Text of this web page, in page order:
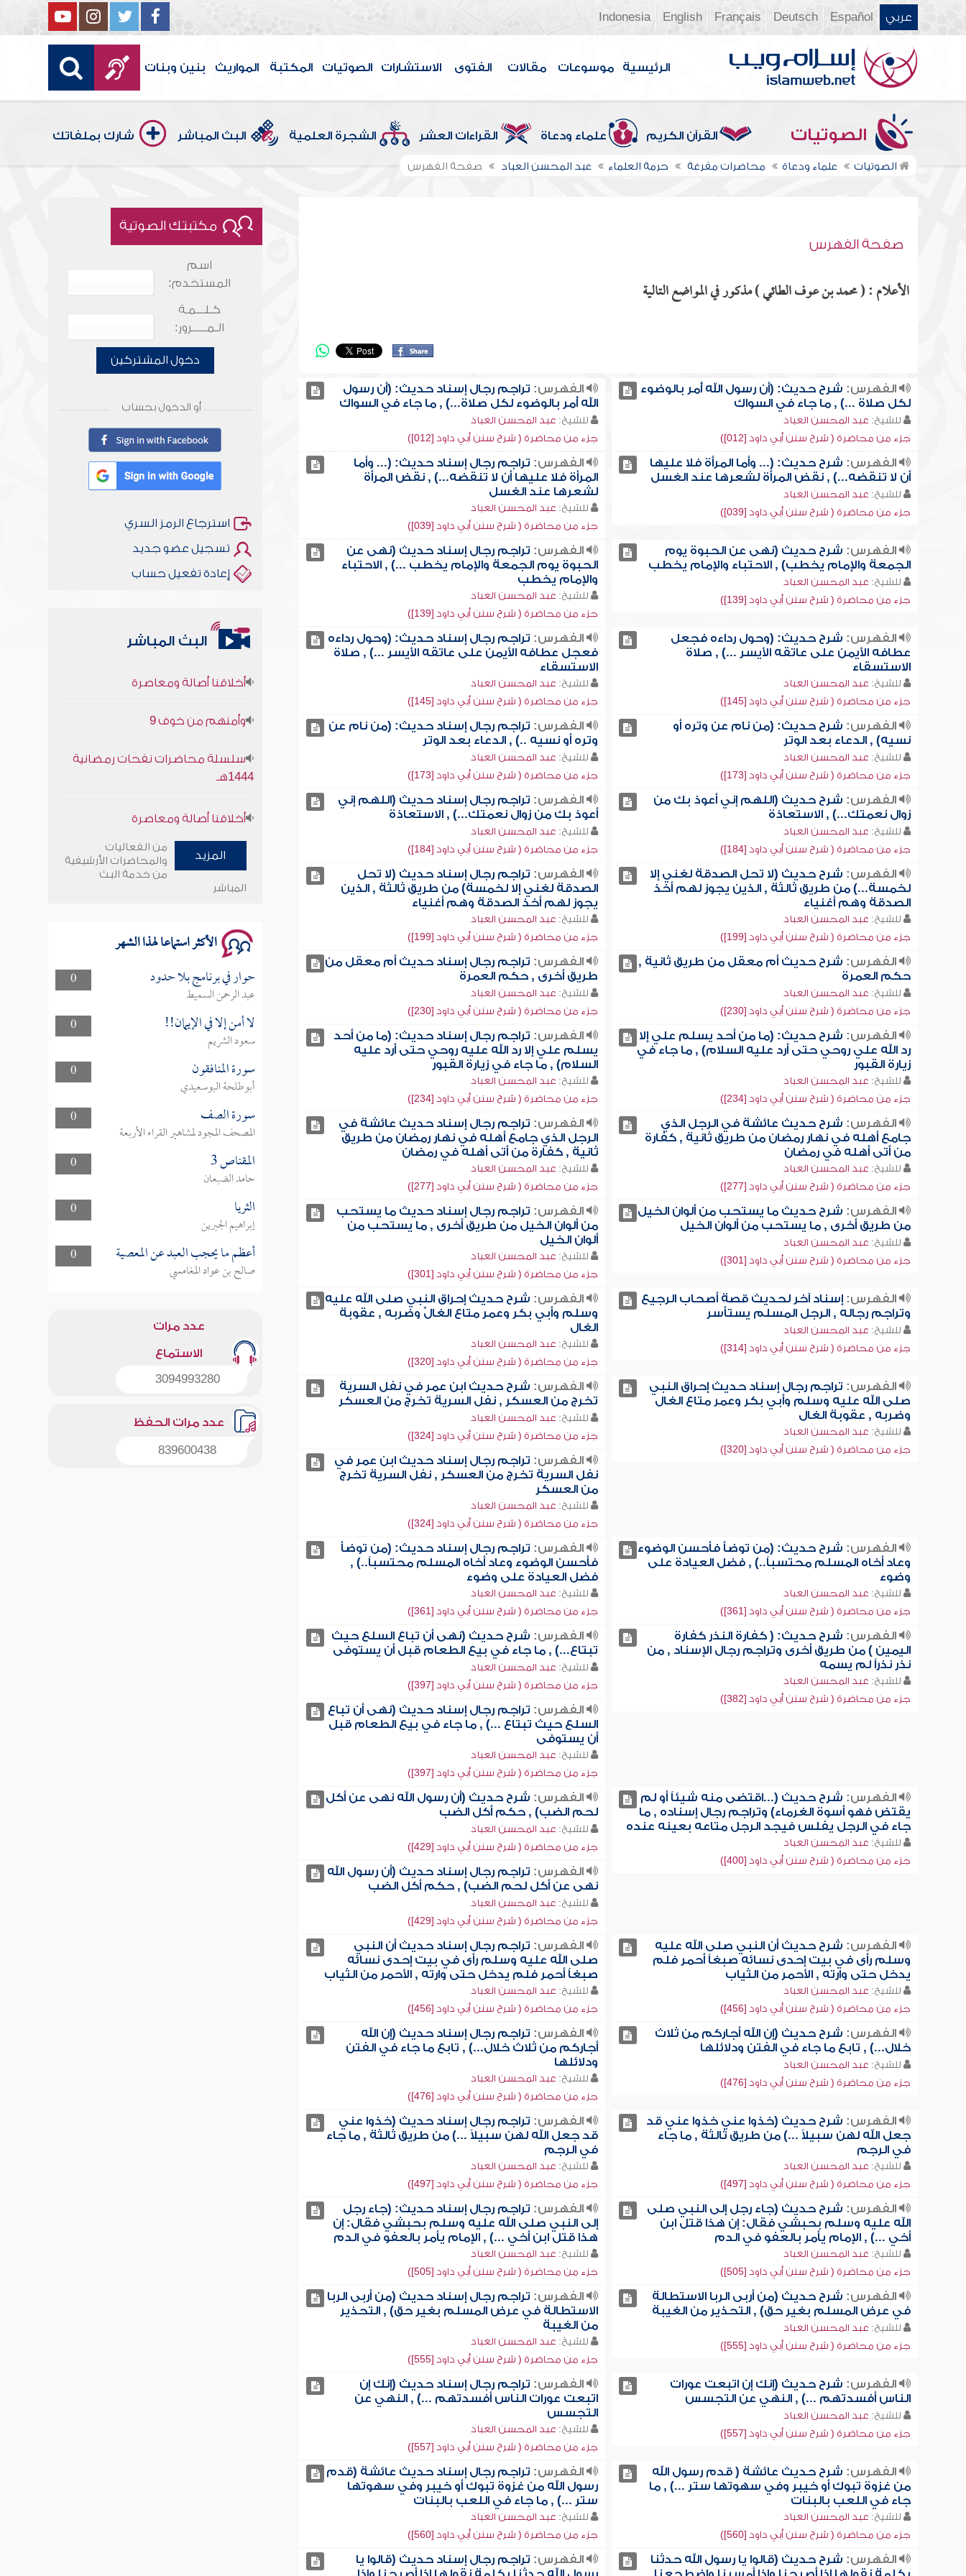
عربي Español
Deutsch
Français
English
Indonesia
الرئيسية موسوعات مقالات الفتوى الاستشارات الصوتيات المكتبة المواريث بنين وبنات
الصوتيات القرآن الكريم علماء ودعاة القراءات العشر الشجرة العلمية البث المباشر شارك بملفاتك
الصوتيات علماء ودعاة محاضرات مفرغة حرمة العلماء عبد المحسن العباد صفحة الفهرس
صفحة الفهرس
الأعلام : ( محمد بن عوف الطائي ) مذكور في المواضع التالية
الفهرس: شرح حديث: (أن رسول الله أُمر بالوضوء
لكل صلاة ...) , ما جاء في السواك
للشيخ: عبد المحسن العباد
جزء من محاضرة ( شرح سنن أبي داود [012])
الفهرس: تراجم رجال إسناد حديث: (أن رسول
الله أُمر بالوضوء لكل صلاة...) , ما جاء في السواك
للشيخ: عبد المحسن العباد
جزء من محاضرة ( شرح سنن أبي داود [012])
الفهرس: شرح حديث: (... وأما المرأة فلا عليها
أن لا تنقضه...) , نقض المرأة لشعرها عند الغسل
للشيخ: عبد المحسن العباد
جزء من محاضرة ( شرح سنن أبي داود [039])
الفهرس: تراجم رجال إسناد حديث: (... وأما
المرأة فلا عليها أن لا تنقضه...) , نقض المرأة
لشعرها عند الغسل
للشيخ: عبد المحسن العباد
جزء من محاضرة ( شرح سنن أبي داود [039])
الفهرس: شرح حديث (نهى عن الحبوة يوم
الجمعة والإمام يخطب) , الاحتباء والإمام يخطب
للشيخ: عبد المحسن العباد
جزء من محاضرة ( شرح سنن أبي داود [139])
الفهرس: تراجم رجال إسناد حديث (نهى عن
الحبوة يوم الجمعة والإمام يخطب ...) , الاحتباء
والإمام يخطب
للشيخ: عبد المحسن العباد
جزء من محاضرة ( شرح سنن أبي داود [139])
الفهرس: شرح حديث: (وحول رداءه فجعل
عطافه الأيمن على عاتقه الأيسر ...) , صلاة
الاستسقاء
للشيخ: عبد المحسن العباد
جزء من محاضرة ( شرح سنن أبي داود [145])
الفهرس: تراجم رجال إسناد حديث: (وحول رداءه
فعجل عطافه الأيمن على عاتقه الأيسر ...) , صلاة
الاستسقاء
للشيخ: عبد المحسن العباد
جزء من محاضرة ( شرح سنن أبي داود [145])
الفهرس: شرح حديث: (من نام عن وتره أو
نسيه) , الدعاء بعد الوتر
للشيخ: عبد المحسن العباد
جزء من محاضرة ( شرح سنن أبي داود [173])
الفهرس: تراجم رجال إسناد حديث: (من نام عن
وتره أو نسيه ..) , الدعاء بعد الوتر
للشيخ: عبد المحسن العباد
جزء من محاضرة ( شرح سنن أبي داود [173])
الفهرس: شرح حديث (اللهم إني أعوذ بك من
زوال نعمتك...) , الاستعاذة
للشيخ: عبد المحسن العباد
جزء من محاضرة ( شرح سنن أبي داود [184])
الفهرس: تراجم رجال إسناد حديث (اللهم إني
أعوذ بك من زوال نعمتك...) , الاستعاذة
للشيخ: عبد المحسن العباد
جزء من محاضرة ( شرح سنن أبي داود [184])
الفهرس: شرح حديث (لا تحل الصدقة لغني إلا
لخمسة...) من طريق ثالثة , الذين يجوز لهم أخذ
الصدقة وهم أغنياء
للشيخ: عبد المحسن العباد
جزء من محاضرة ( شرح سنن أبي داود [199])
الفهرس: تراجم رجال إسناد حديث (لا تحل
الصدقة لغني إلا لخمسة) من طريق ثالثة , الذين
يجوز لهم أخذ الصدقة وهم أغنياء
للشيخ: عبد المحسن العباد
جزء من محاضرة ( شرح سنن أبي داود [199])
الفهرس: شرح حديث أم معقل من طريق ثانية ,
حكم العمرة
للشيخ: عبد المحسن العباد
جزء من محاضرة ( شرح سنن أبي داود [230])
الفهرس: تراجم رجال إسناد حديث أم معقل من
طريق أخرى , حكم العمرة
للشيخ: عبد المحسن العباد
جزء من محاضرة ( شرح سنن أبي داود [230])
الفهرس: شرح حديث: (ما من أحد يسلم علي إلا
رد الله علي روحي حتى أرد عليه السلام) , ما جاء في
زيارة القبور
للشيخ: عبد المحسن العباد
جزء من محاضرة ( شرح سنن أبي داود [234])
الفهرس: تراجم رجال إسناد حديث: (ما من أحد
يسلم علي إلا رد الله عليه روحي حتى أرد عليه
السلام) , ما جاء في زيارة القبور
للشيخ: عبد المحسن العباد
جزء من محاضرة ( شرح سنن أبي داود [234])
الفهرس: شرح حديث عائشة في الرجل الذي
جامع أهله في نهار رمضان من طريق ثانية , كفارة
من أتى أهله في رمضان
للشيخ: عبد المحسن العباد
جزء من محاضرة ( شرح سنن أبي داود [277])
الفهرس: تراجم رجال إسناد حديث عائشة في
الرجل الذي جامع أهله في نهار رمضان من طريق
ثانية , كفارة من أتى أهله في رمضان
للشيخ: عبد المحسن العباد
جزء من محاضرة ( شرح سنن أبي داود [277])
الفهرس: شرح حديث ما يستحب من ألوان الخيل
من طريق أخرى , ما يستحب من ألوان الخيل
للشيخ: عبد المحسن العباد
جزء من محاضرة ( شرح سنن أبي داود [301])
الفهرس: تراجم رجال إسناد حديث ما يستحب
من ألوان الخيل من طريق أخرى , ما يستحب من
ألوان الخيل
للشيخ: عبد المحسن العباد
جزء من محاضرة ( شرح سنن أبي داود [301])
الفهرس:إسناد آخر لحديث قصة أصحاب الرجيع
وتراجم رجاله , الرجل المسلم يستأسر
للشيخ: عبد المحسن العباد
جزء من محاضرة ( شرح سنن أبي داود [314])
الفهرس: شرح حديث إحراق النبي صلى الله عليه
وسلم وأبي بكر وعمر متاع الغالِّ وضربه , عقوبة
الغال
للشيخ: عبد المحسن العباد
جزء من محاضرة ( شرح سنن أبي داود [320])
الفهرس: تراجم رجال إسناد حديث إحراق النبي
صلى الله عليه وسلم وأبي بكر وعمر متاع الغال
وضربه , عقوبة الغال
للشيخ: عبد المحسن العباد
جزء من محاضرة ( شرح سنن أبي داود [320])
الفهرس: شرح حديث ابن عمر في نفل السرية
تخرج من العسكر , نفل السرية تخرج من العسكر
للشيخ: عبد المحسن العباد
جزء من محاضرة ( شرح سنن أبي داود [324])
الفهرس: تراجم رجال إسناد حديث ابن عمر في
نفل السرية تخرج من العسكر , نفل السرية تخرج
من العسكر
للشيخ: عبد المحسن العباد
جزء من محاضرة ( شرح سنن أبي داود [324])
الفهرس: شرح حديث: (من توضأ فأحسن الوضوء
وعاد أخاه المسلم محتسباً..) , فضل العيادة على
وضوء
للشيخ: عبد المحسن العباد
جزء من محاضرة ( شرح سنن أبي داود [361])
الفهرس: تراجم رجال إسناد حديث: (من توضأ
فأحسن الوضوء وعاد أخاه المسلم محتسباً..) ,
فضل العيادة على وضوء
للشيخ: عبد المحسن العباد
جزء من محاضرة ( شرح سنن أبي داود [361])
الفهرس: شرح حديث: ( كفارة النذر كفارة
اليمين ) من طريق أخرى وتراجم رجال الإسناد , من
نذر نذراً لم يسمه
للشيخ: عبد المحسن العباد
جزء من محاضرة ( شرح سنن أبي داود [382])
الفهرس: شرح حديث (نهى أن تباع السلع حيث
تبتاع...) , ما جاء في بيع الطعام قبل أن يستوفى
للشيخ: عبد المحسن العباد
جزء من محاضرة ( شرح سنن أبي داود [397])
الفهرس: تراجم رجال إسناد حديث (نهى أن تباع
السلع حيث تبتاع ...) , ما جاء في بيع الطعام قبل
أن يستوفى
للشيخ: عبد المحسن العباد
جزء من محاضرة ( شرح سنن أبي داود [397])
الفهرس: شرح حديث (...اقتضى منه شيئاً أو لم
يقتض فهو أسوة الغرماء) وتراجم رجال إسناده , ما
جاء في الرجل يفلس فيجد الرجل متاعه بعينه عنده
للشيخ: عبد المحسن العباد
جزء من محاضرة ( شرح سنن أبي داود [400])
الفهرس: شرح حديث (أن رسول الله نهى عن أكل
لحم الضب) , حكم أكل الضب
للشيخ: عبد المحسن العباد
جزء من محاضرة ( شرح سنن أبي داود [429])
الفهرس: تراجم رجال إسناد حديث (أن رسول الله
نهى عن أكل لحم الضب) , حكم أكل الضب
للشيخ: عبد المحسن العباد
جزء من محاضرة ( شرح سنن أبي داود [429])
الفهرس: شرح حديث أن النبي صلى الله عليه
وسلم رأى في بيت إحدى نسائه صبغاً أحمر فلم
يدخل حتى وارته , الأحمر من الثياب
للشيخ: عبد المحسن العباد
جزء من محاضرة ( شرح سنن أبي داود [456])
الفهرس: تراجم رجال إسناد حديث أن النبي
صلى الله عليه وسلم رأى في بيت إحدى نسائه
صبغاً أحمر فلم يدخل حتى وارته , الأحمر من الثياب
للشيخ: عبد المحسن العباد
جزء من محاضرة ( شرح سنن أبي داود [456])
الفهرس: شرح حديث (إن الله أجاركم من ثلاث
خلال...) , تابع ما جاء في الفتن ودلائلها
للشيخ: عبد المحسن العباد
جزء من محاضرة ( شرح سنن أبي داود [476])
الفهرس: تراجم رجال إسناد حديث (إن الله
أجاركم من ثلاث خلال...) , تابع ما جاء في الفتن
ودلائلها
للشيخ: عبد المحسن العباد
جزء من محاضرة ( شرح سنن أبي داود [476])
الفهرس: شرح حديث (خذوا عني خذوا عني قد
جعل الله لهن سبيلاً ...) من طريق ثالثة , ما جاء
في الرجم
للشيخ: عبد المحسن العباد
جزء من محاضرة ( شرح سنن أبي داود [497])
الفهرس: تراجم رجال إسناد حديث (خذوا عني
قد جعل الله لهن سبيلاً ...) من طريق ثالثة , ما جاء
في الرجم
للشيخ: عبد المحسن العباد
جزء من محاضرة ( شرح سنن أبي داود [497])
الفهرس: شرح حديث (جاء رجل إلى النبي صلى
الله عليه وسلم بحبشي فقال: إن هذا قتل ابن
أخي ...) , الإمام يأمر بالعفو في الدم
للشيخ: عبد المحسن العباد
جزء من محاضرة ( شرح سنن أبي داود [505])
الفهرس: تراجم رجال إسناد حديث: (جاء رجل
إلى النبي صلى الله عليه وسلم بحبشي فقال: إن
هذا قتل ابن أخي ...) , الإمام يأمر بالعفو في الدم
للشيخ: عبد المحسن العباد
جزء من محاضرة ( شرح سنن أبي داود [505])
الفهرس: شرح حديث (من أربى الربا الاستطالة
في عرض المسلم بغير حق) , التحذير من الغيبة
للشيخ: عبد المحسن العباد
جزء من محاضرة ( شرح سنن أبي داود [555])
الفهرس: تراجم رجال إسناد حديث (من أربى الربا
الاستطالة في عرض المسلم بغير حق) , التحذير
من الغيبة
للشيخ: عبد المحسن العباد
جزء من محاضرة ( شرح سنن أبي داود [555])
الفهرس: شرح حديث (إنك إن اتبعت عورات
الناس أفسدتهم ...) , النهي عن التجسس
للشيخ: عبد المحسن العباد
جزء من محاضرة ( شرح سنن أبي داود [557])
الفهرس: تراجم رجال إسناد حديث (إنك إن
اتبعت عورات الناس أفسدتهم ...) , النهي عن
التجسس
للشيخ: عبد المحسن العباد
جزء من محاضرة ( شرح سنن أبي داود [557])
الفهرس: شرح حديث عائشة ( قدم رسول الله
من غزوة تبوك أو خيبر وفي سهوتها ستر ...) , ما
جاء في اللعب بالبنات
للشيخ: عبد المحسن العباد
جزء من محاضرة ( شرح سنن أبي داود [560])
الفهرس: تراجم رجال إسناد حديث عائشة (قدم
رسول الله من غزوة تبوك أو خيبر وفي سهوتها
ستر ...) , ما جاء في اللعب بالبنات
للشيخ: عبد المحسن العباد
جزء من محاضرة ( شرح سنن أبي داود [560])
الفهرس: شرح حديث (قالوا يا رسول الله حدثنا
الفهرس: تراجم رجال إسناد حديث (قالوا يا
مكتبتك الصوتية
اسم
المستخدم:
كـلـــمـة
الـمـــــرور:
دخول المشتركين
أو الدخول بحساب
استرجاع الرمز السري
تسجيل عضو جديد
إعادة تفعيل حساب
البث المباشر
1444هـ
سلسلة محاضرات نفحات رمضانية
1444هـ
المزيد
من الفعاليات
والمحاضرات الأرشيفية
من خدمة البث
المباشر
الأكثر استماعا لهذا الشهر
0 حوار في برنامج بلا حدود
عبد الرحمن السميط
0
لا أمن إلا في الإيمان!!
سعود الشريم
0
سورة المنافقون
أبوطلحة البوسعيدي
0
سورة الصف
المصحف المجود لمشاهير القراء الأربعة
0
المقناص 3
حامد الضبعان
0
الثريا
إبراهيم الجبرين
0
أعظم ما يحجب العبد عن المعصية
صالح بن عواد المغامسي
عدد مرات
الاستماع
3094993280
عدد مرات الحفظ
839600438